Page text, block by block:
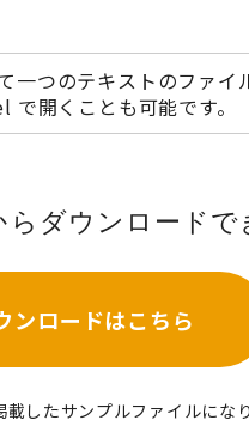
一つのテキストのファイ
で開くことも可能です。
ダウンロードで
ンロードはこちら
したサンプルファイルにな